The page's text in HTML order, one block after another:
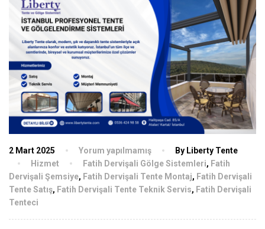
2 Mart 2025 Yorum yapılmamış
By Liberty Tente
Hizmet
Fatih Dervişali Gölge Sistemleri, Fatih
Dervişali Şemsiye, Fatih Dervişali Tente Montaj, Fatih Dervişali
Tente Satış, Fatih Dervişali Tente Teknik Servis, Fatih Dervişali
Tenteci